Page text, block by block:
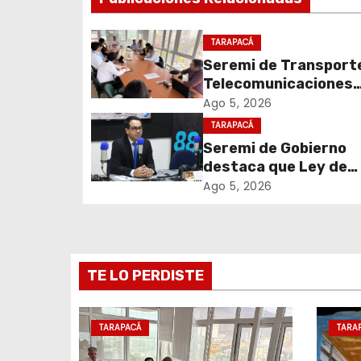
g
a
c
i
ó
e
e
n
TARAPACÁ
Seremi de
Telecomunicaciones
encabezó primera
coordinación para el
de cables en desuso
Iquique
Ago 5, 2026
TARAPACÁ
Seremi de Gobierno
destaca que Ley de
Reconstrucción
Ago 5, 2026
TE LO PERDISTE
TARAPACÁ